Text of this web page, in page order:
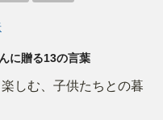
に贈る13の言葉
しむ、子供たちとの暮